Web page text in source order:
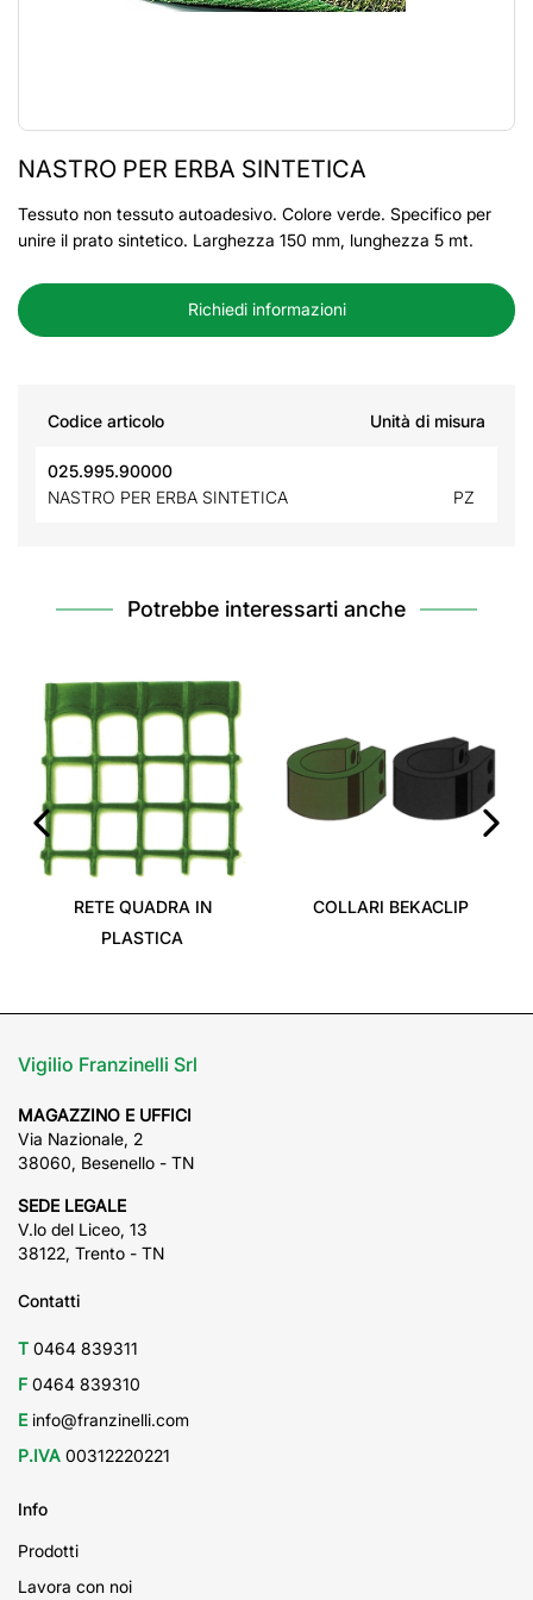
NASTRO PER ERBA SINTETICA
Tessuto non tessuto autoadesivo. Colore verde. Specifico per
unire il prato sintetico. Larghezza 150 mm, lunghezza 5 mt.
Richiedi informazioni
Codice articolo Unità di misura
025.995.90000
NASTRO PER ERBA SINTETICA
PZ
Potrebbe interessarti anche
RETE QUADRA IN
PLASTICA
COLLARI BEKACLIP
‹
Vigilio Franzinelli Srl
MAGAZZINO E UFFICI
Via Nazionale, 2
38060, Besenello - TN
SEDE LEGALE
V.lo del Liceo, 13
38122, Trento - TN
Contatti
T 0464 839311
F 0464 839310
E info@franzinelli.com
P.IVA 00312220221
Info
Prodotti
Lavora con noi